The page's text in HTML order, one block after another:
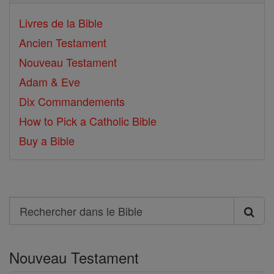
Livres de la Bible
Ancien Testament
Nouveau Testament
Adam & Eve
Dix Commandements
How to Pick a Catholic Bible
Buy a Bible
Search
Rechercher
le
Nouveau Testament